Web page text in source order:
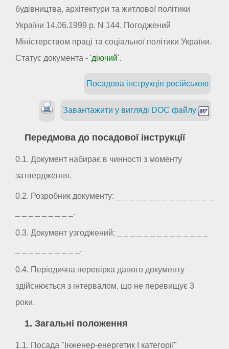
будівництва, архітектури та житлової політики
України 14.06.1999 р. N 144. Погоджений
Міністерством праці та соціальної політики України.
Статус документа - 'діючий'.
Посадова інструкція російською
Завантажити у вигляді DOC файлу
Передмова до посадової інструкції
0.1. Документ набирає в чинності з моменту
затвердження.
0.2. Розробник документу: _ _ _ _ _ _ _ _ _ _ _ _ _ _ _
_ _ _ _ _ _ _ _ _.
0.3. Документ узгоджений: _ _ _ _ _ _ _ _ _ _ _ _ _ _
_ _ _ _ _ _ _ _ _ _.
0.4. Періодична перевірка даного документу
здійснюється з інтервалом, що не перевищує 3
роки.
1. Загальні положення
1.1. Посада "Інженер-енергетик I категорії"